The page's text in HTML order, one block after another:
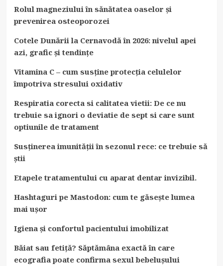
Rolul magneziului în sănătatea oaselor și
prevenirea osteoporozei
Cotele Dunării la Cernavodă în 2026: nivelul apei
azi, grafic și tendințe
Vitamina C – cum susține protecția celulelor
împotriva stresului oxidativ
Respiratia corecta si calitatea vietii: De ce nu
trebuie sa ignori o deviatie de sept si care sunt
optiunile de tratament
Susținerea imunității în sezonul rece: ce trebuie să
știi
Etapele tratamentului cu aparat dentar invizibil.
Hashtaguri pe Mastodon: cum te găsește lumea
mai ușor
Igiena și confortul pacientului imobilizat
Băiat sau fetiță? Săptămâna exactă în care
ecografia poate confirma sexul bebelușului